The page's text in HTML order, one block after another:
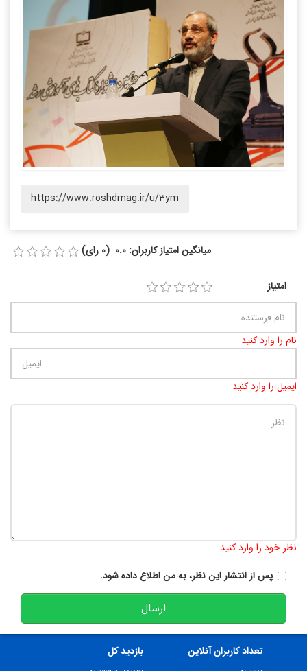
https://www.roshdmag.ir/u/3ym
میانگین امتیاز کاربران: 0.0 (0 رای)
امتیاز
نام را وارد کنید
ایمیل را وارد کنید
نظر خود را وارد کنید
پس از انتشار این نظر، به من اطلاع داده شود.
ارسال
تعداد کاربران آنلاین
بازدید کل